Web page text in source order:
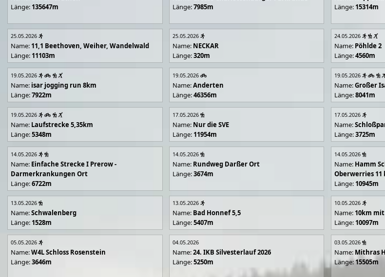
Länge: 135647m
Länge:7985m
Länge: 15314m
25.05.2026
Name: 11,1 Beethoven, Weiher, Wandelwald
Länge: 11103m
25.05.2026
Name: NECKAR
Länge:320m
24.05.2026
Name: Pöhlde 2
Länge:4560m
19.05.2026
Name: isar jogging run 8km
Länge:7922m
19.05.2026
Name:Anderten
Länge:46356m
19.05.2026
Name:Großer
Länge:8041m
19.05.2026
Name: Laufstrecke 5,35km
Länge:5348m
17.05.2026
Name: Nur die SVE
Länge: 11954m
17.05.2026
Name:
Länge:3725m
14.05.2026
Name: Einfache Strecke I Prerow -
Darmerkrankungen Ort
Länge:6722m
14.05.2026
Name: Rundweg Darßer Ort
Länge:3674m
14.05.2026
Name: Hamm
Oberwerries 11
Länge: 10945m
13.05.2026
Name:Schwalenberg
Länge: 1528m
13.05.2026
Name: Bad Honnef 5,5
Länge:5407m
10.05.2026
Name: 10km
Länge: 10097m
05.05.2026
Name:W4L Schloss Rosenstein
Länge:3646m
04.05.2026
Name:24. IKB Silvesterlauf 2026
Länge:5250m
03.05.2026
Name: Mithras
Länge:15505m